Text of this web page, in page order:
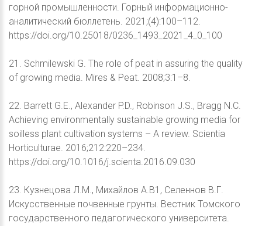
горной промышленности. Горный информационно-
аналитический бюллетень. 2021;(4):100–112.
https://doi.org/10.25018/0236_1493_2021_4_0_100
21. Schmilewski G. The role of peat in assuring the quality
of growing media. Mires & Peat. 2008;3:1–8.
22. Barrett G.E., Alexander P.D., Robinson J.S., Bragg N.C.
Achieving environmentally sustainable growing media for
soilless plant cultivation systems – A review. Scientia
Horticulturae. 2016;212:220–234.
https://doi.org/10.1016/j.scienta.2016.09.030
23. Кузнецова Л.М., Михайлов А.В1, Селеннов В.Г.
Искусственные почвенные грунты. Вестник Томского
государственного педагогического университета.